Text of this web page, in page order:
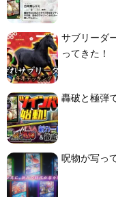
サブリーダ
ってきた！
轟破と極弾
呪物が写っ